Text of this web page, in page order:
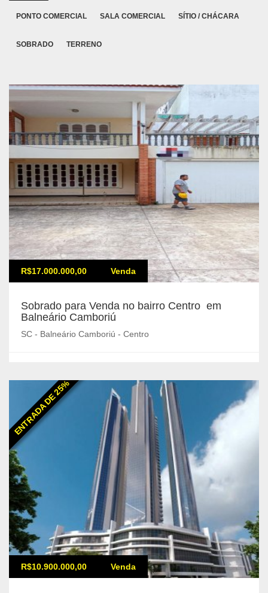
PONTO COMERCIAL SALA COMERCIAL SÍTIO / CHÁCARA
SOBRADO TERRENO
R$17.000.000,00 Venda
Sobrado para Venda no bairro Centro em
Balneário Camboriú
SC - Balneário Camboriú - Centro
ENTRADA DE 25%
R$10.900.000,00 Venda